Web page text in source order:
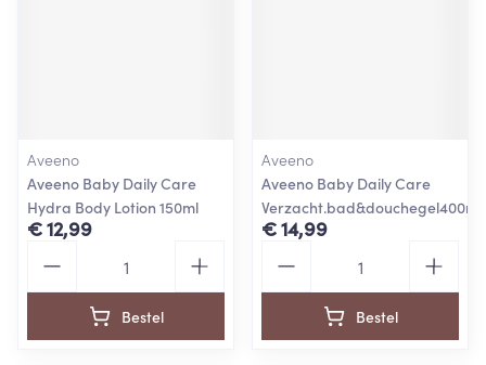
Aveeno
Aveeno Baby Daily Care
Hydra Body Lotion 150ml
€ 12,99
Bestel
Aveeno
Aveeno Baby Daily Care
Verzacht.bad&douchegel400ml
€ 14,99
Bestel